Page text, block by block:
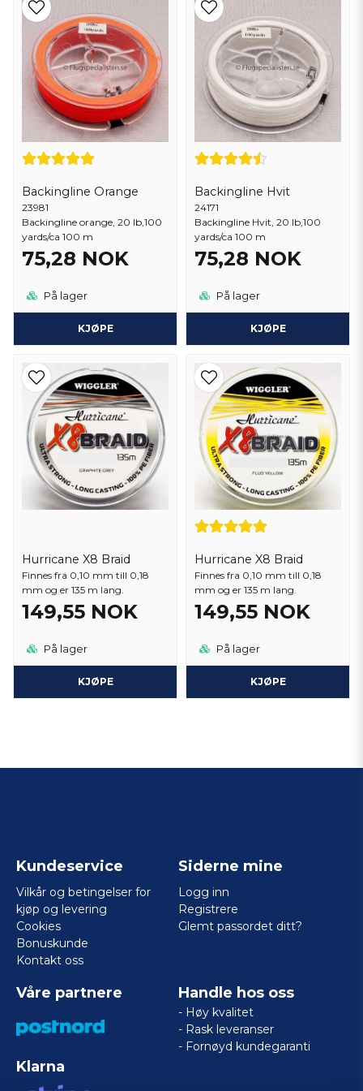
Backingline Orange
23981
Backingline orange, 20 lb,100
yards/ca 100 m
75,28 NOK
På lager
KJØPE
Backingline Hvit
24171
Backingline Hvit, 20 lb,100
yards/ca 100 m
75,28 NOK
På lager
KJØPE
Hurricane X8 Braid
Finnes fra 0,10 mm till 0,18
mm og er 135 m lang.
149,55 NOK
På lager
KJØPE
Hurricane X8 Braid
Finnes fra 0,10 mm till 0,18
mm og er 135 m lang.
149,55 NOK
På lager
KJØPE
Kundeservice
Vilkår og betingelser for
kjøp og levering
Cookies
Bonuskunde
Kontakt oss
Siderne mine
Logg inn
Registrere
Glemt passordet ditt?
Våre partnere
Klarna
Handle hos oss
- Høy kvalitet
- Rask leveranser
- Fornøyd kundegaranti